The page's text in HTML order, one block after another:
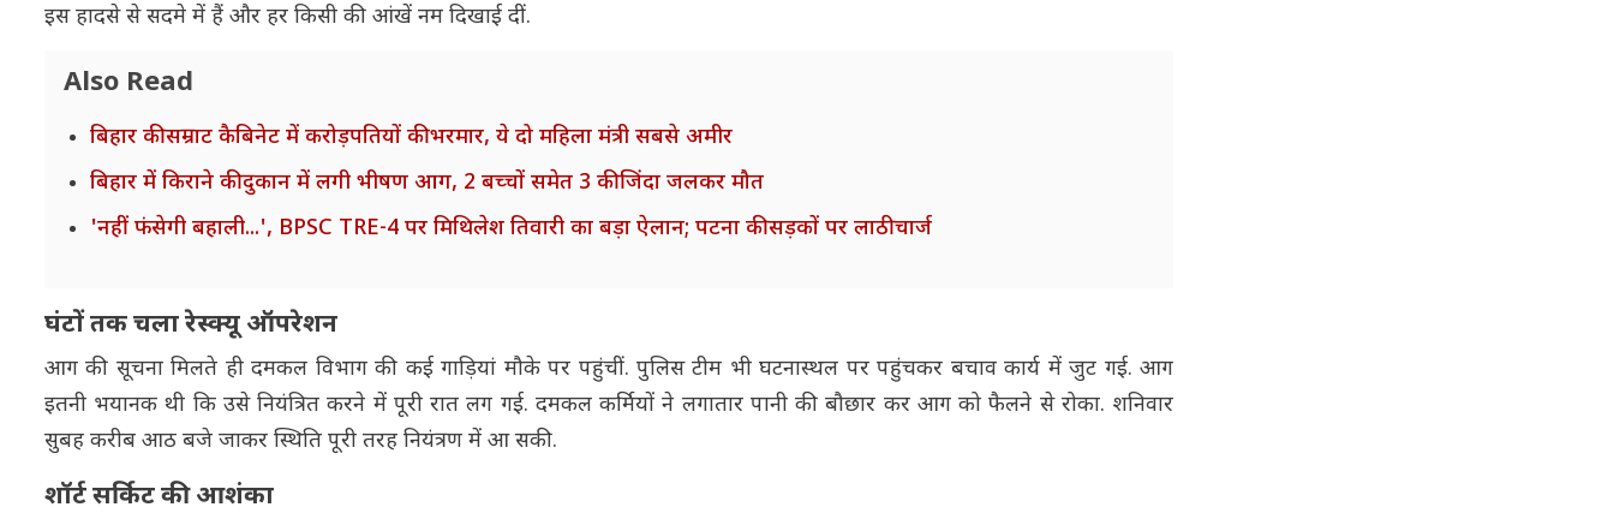
इस हादसे से सदमे में हैं और हर किसी की आंखें नम दिखाई दीं.
Also Read
बिहार की सम्राट कैबिनेट में करोड़पतियों की भरमार, ये दो महिला मंत्री सबसे अमीर
बिहार में किराने की दुकान में लगी भीषण आग, 2 बच्चों समेत 3 की जिंदा जलकर मौत
'नहीं फंसेगी बहाली...', BPSC TRE-4 पर मिथिलेश तिवारी का बड़ा ऐलान; पटना की सड़कों पर लाठीचार्ज
घंटों तक चला रेस्क्यू ऑपरेशन
आग की सूचना मिलते ही दमकल विभाग की कई गाड़ियां मौके पर पहुंचीं. पुलिस टीम भी घटनास्थल पर पहुंचकर बचाव कार्य में जुट गई. आग
इतनी भयानक थी कि उसे नियंत्रित करने में पूरी रात लग गई. दमकल कर्मियों ने लगातार पानी की बौछार कर आग को फैलने से रोका. शनिवार
सुबह करीब आठ बजे जाकर स्थिति पूरी तरह नियंत्रण में आ सकी.
शॉर्ट सर्किट की आशंका